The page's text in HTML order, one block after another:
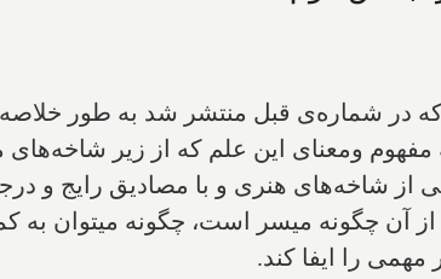
در شماره‌ی قبل منتشر شد به طور
مفهوم ومعنای این علم که از زیر
از شاخه‌های هنری و با مصادیق رایج و
از آن چگونه میسر است، چگونه میتوان به
را ایفا کند.